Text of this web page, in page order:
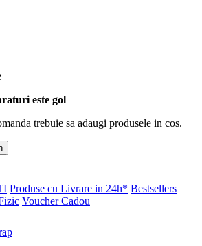
este gol
trebuie sa adaugi produsele in cos.
Produse cu Livrare in 24h* Bestsellers
Voucher Cadou